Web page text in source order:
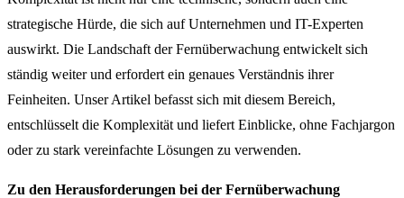
strategische Hürde, die sich auf Unternehmen und IT-Experten
auswirkt. Die Landschaft der Fernüberwachung entwickelt sich
ständig weiter und erfordert ein genaues Verständnis ihrer
Feinheiten. Unser Artikel befasst sich mit diesem Bereich,
entschlüsselt die Komplexität und liefert Einblicke, ohne Fachjargon
oder zu stark vereinfachte Lösungen zu verwenden.
Zu den Herausforderungen bei der Fernüberwachung